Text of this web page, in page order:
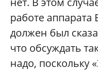
работе аппарата
должен был
что обсуждать
надо, поскольку